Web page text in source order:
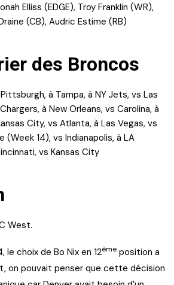
Elliss (EDGE), Troy Franklin (WR),
(CB), Audric Estime (RB)
des Broncos
à Tampa, à NY Jets, vs Las
à New Orleans, vs Carolina, à
City, vs Atlanta, à Las Vegas, vs
(Week 14), vs Indianapolis, à LA
vs Kansas City
West.
le choix de Bo Nix en 12ème position a
on pouvait penser que cette décision